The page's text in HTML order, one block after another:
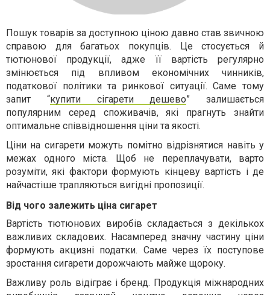
Пошук товарів за доступною ціною давно став звичною
справою для багатьох покупців. Це стосується й
тютюнової продукції, адже її вартість регулярно
змінюється під впливом економічних чинників,
податкової політики та ринкової ситуації. Саме тому
запит “купити сігарети дешево” залишається
популярним серед споживачів, які прагнуть знайти
оптимальне співвідношення ціни та якості.
Ціни на сигарети можуть помітно відрізнятися навіть у
межах одного міста. Щоб не переплачувати, варто
розуміти, які фактори формують кінцеву вартість і де
найчастіше трапляються вигідні пропозиції.
Від чого залежить ціна сигарет
Вартість тютюнових виробів складається з декількох
важливих складових. Насамперед значну частину ціни
формують акцизні податки. Саме через їх поступове
зростання сигарети дорожчають майже щороку.
Важливу роль відіграє і бренд. Продукція міжнародних